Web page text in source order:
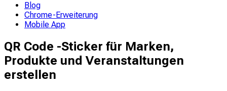
Blog
Chrome-Erweiterung
Mobile App
QR Code -Sticker für Marken,
Produkte und Veranstaltungen
erstellen